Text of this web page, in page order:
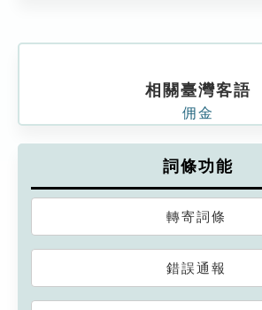
相關臺灣客語
佣金
詞條功能
轉寄詞條
錯誤通報